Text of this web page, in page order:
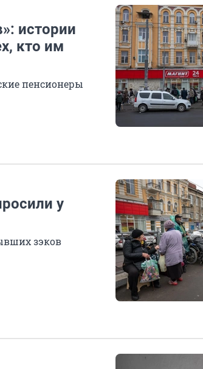
истории
кто им
пенсионеры
у
зэков